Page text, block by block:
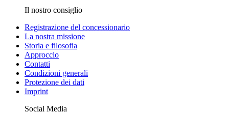
Il nostro consiglio
Registrazione del concessionario
La nostra missione
Storia e filosofia
Approccio
Contatti
Condizioni generali
Protezione dei dati
Imprint
Social Media